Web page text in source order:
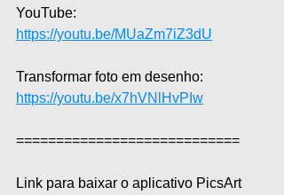
YouTube:
https://youtu.be/MUaZm7iZ3dU
Transformar foto em desenho:
https://youtu.be/x7hVNlHvPIw
============================
Link para baixar o aplicativo PicsArt